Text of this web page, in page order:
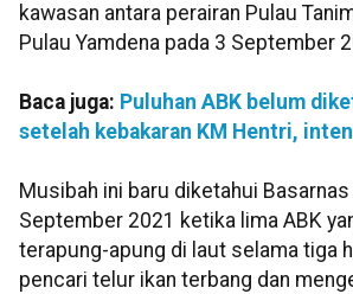
kawasan antara perairan Pulau
Pulau Yamdena pada 3 September
Baca juga: Puluhan ABK belum
setelah kebakaran KM Hentri,
Musibah ini baru diketahui
September 2021 ketika lima ABK
terapung-apung di laut selama tiga
pencari telur ikan terbang dan